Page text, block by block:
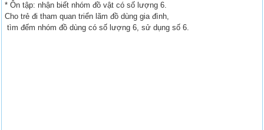
* Ôn tập: nhận biết nhóm đồ vật có số lượng 6.
Cho trẻ đi tham quan triển lãm đồ dùng gia đình,
tìm đếm nhóm đồ dùng có số lượng 6, sử dụng số 6.